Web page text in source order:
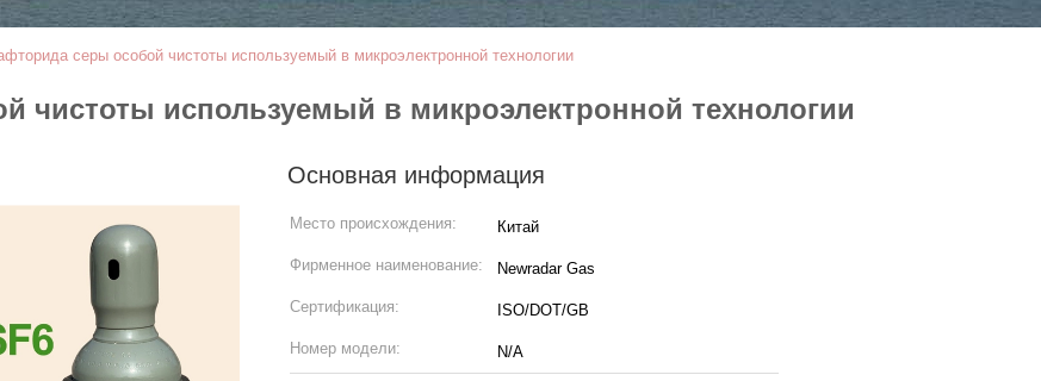
серы особой чистоты используемый в микроэлектронной технологии
чистоты используемый в микроэлектронной технологии
Основная информация
Место происхождения: Китай
Фирменное наименование: Newradar Gas
Сертификация: ISO/DOT/GB
Номер модели: N/A